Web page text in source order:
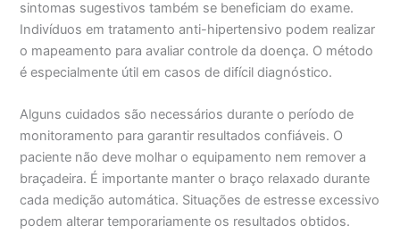
sintomas sugestivos também se beneficiam do exame.
Indivíduos em tratamento anti-hipertensivo podem realizar
o mapeamento para avaliar controle da doença. O método
é especialmente útil em casos de difícil diagnóstico.
Alguns cuidados são necessários durante o período de
monitoramento para garantir resultados confiáveis. O
paciente não deve molhar o equipamento nem remover a
braçadeira. É importante manter o braço relaxado durante
cada medição automática. Situações de estresse excessivo
podem alterar temporariamente os resultados obtidos.